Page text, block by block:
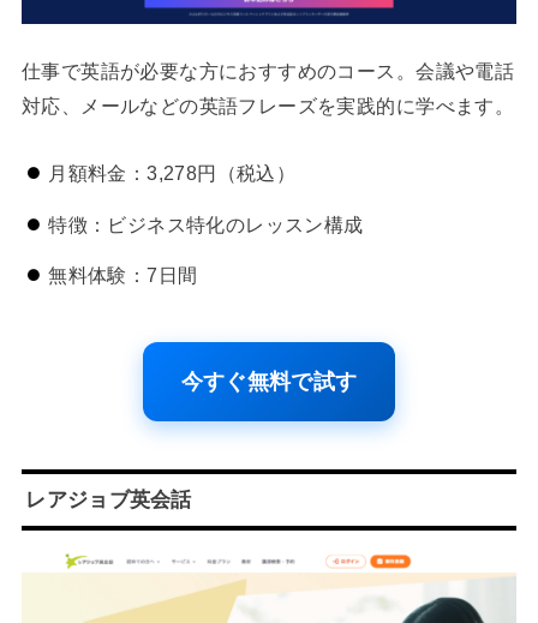
仕事で英語が必要な方におすすめのコース。会議や電話
対応、メールなどの英語フレーズを実践的に学べます。
月額料金：3,278円（税込）
特徴：ビジネス特化のレッスン構成
無料体験：7日間
今すぐ無料で試す
レアジョブ英会話